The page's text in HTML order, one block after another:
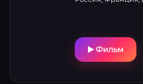
Фильм